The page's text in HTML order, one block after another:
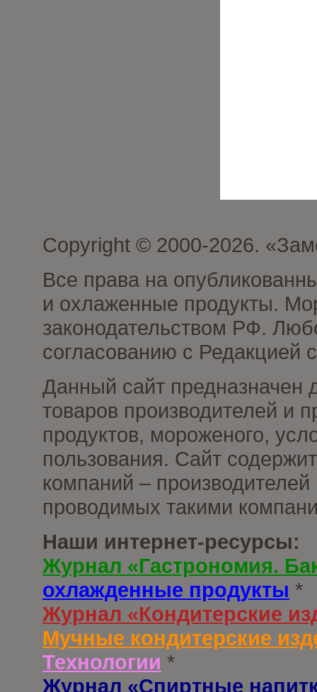
Copyright © 2000-2026.
Все права на
и охлаженные продукты.
законодательством РФ.
согласованию с Редакцией
Данный сайт предназначен
товаров производителей и
продуктов, мороженого,
пользования. Сайт
компаний –
проводимых такими
Наши интернет-ресурсы:
Журнал «Гастрономия.
охлажденные продукты *
Журнал «Кондитерские
Мучные кондитерские
Технологии *
Журнал «Спиртные